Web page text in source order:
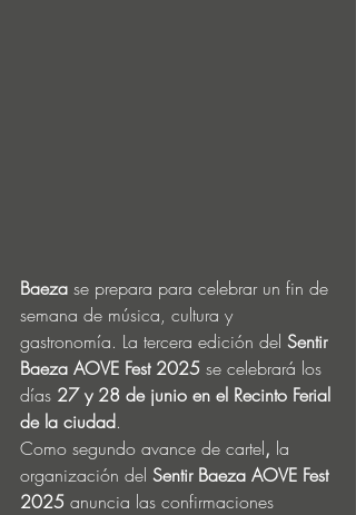
Baeza se prepara para celebrar un fin de
semana de música, cultura y
gastronomía. La tercera edición del Sentir
Baeza AOVE Fest 2025 se celebrará los
días 27 y 28 de junio en el Recinto Ferial
de la ciudad.
Como segundo avance de cartel, la
organización del Sentir Baeza AOVE Fest
2025 anuncia las confirmaciones